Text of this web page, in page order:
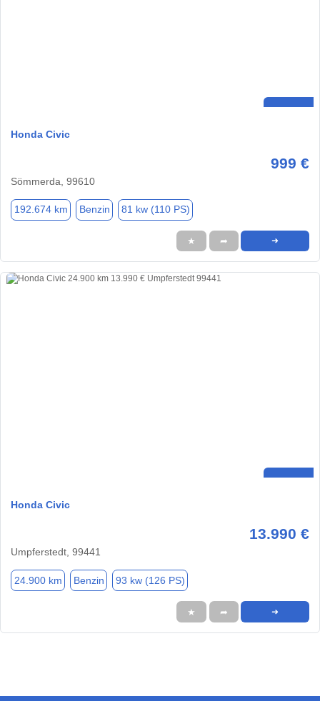
Honda Civic
999 €
Sömmerda, 99610
192.674 km Benzin 81 kw (110 PS)
★ ➦ ➜
Honda Civic
13.990 €
Umpferstedt, 99441
24.900 km Benzin 93 kw (126 PS)
★ ➦ ➜